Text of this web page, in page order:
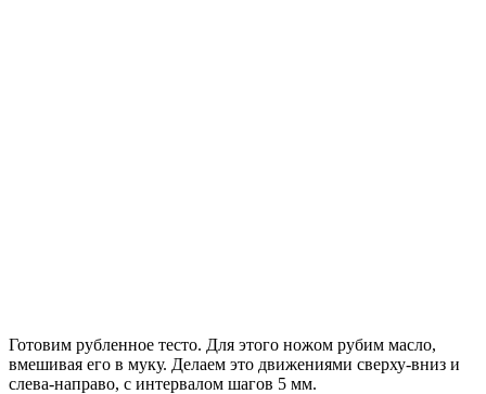
Готовим рубленное тесто. Для этого ножом рубим масло,
вмешивая его в муку. Делаем это движениями сверху-вниз и
слева-направо, с интервалом шагов 5 мм.